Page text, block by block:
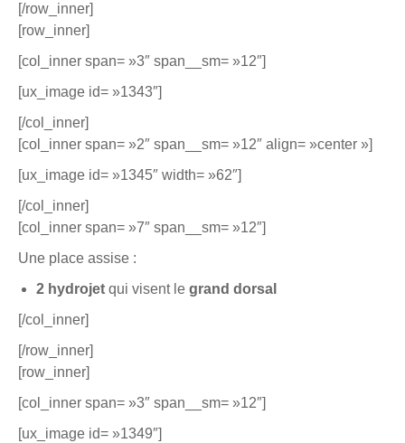
[/row_inner]
[row_inner]
[col_inner span= »3″ span__sm= »12″]
[ux_image id= »1343″]
[/col_inner]
[col_inner span= »2″ span__sm= »12″ align= »center »]
[ux_image id= »1345″ width= »62″]
[/col_inner]
[col_inner span= »7″ span__sm= »12″]
Une place assise :
2 hydrojet qui visent le grand dorsal
[/col_inner]
[/row_inner]
[row_inner]
[col_inner span= »3″ span__sm= »12″]
[ux_image id= »1349″]